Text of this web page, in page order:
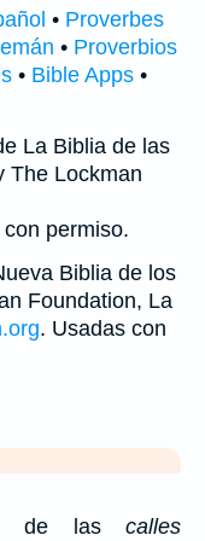
• Proverbes
• Proverbios
• Bible Apps •
La Biblia de las
The Lockman
permiso.
Biblia de los
Foundation, La
. Usadas con
de las calles